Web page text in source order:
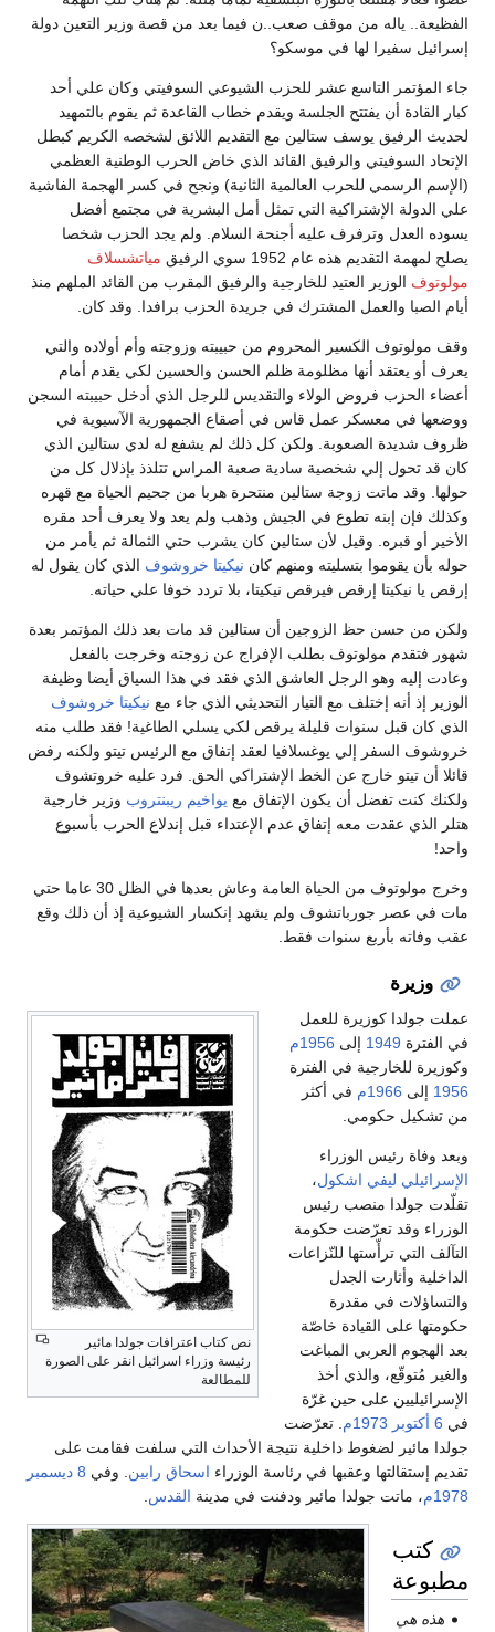
الفظيعة.. ياله من موقف صعب..ن فيما بعد من قصة وزير التعين دولة
إسرائيل سفيرا لها في موسكو؟
جاء المؤتمر التاسع عشر للحزب الشيوعي السوفيتي وكان علي أحد
كبار القادة أن يفتتح الجلسة ويقدم خطاب القاعدة ثم يقوم بالتمهيد
لحديث الرفيق يوسف ستالين مع التقديم اللائق لشخصه الكريم كبطل
الإتحاد السوفيتي والرفيق القائد الذي خاض الحرب الوطنية العظمي
(الإسم الرسمي للحرب العالمية الثانية) ونجح في كسر الهجمة الفاشية
علي الدولة الإشتراكية التي تمثل أمل البشرية في مجتمع أفضل
يسوده العدل وترفرف عليه أجنحة السلام. ولم يجد الحزب شخصا
يصلح لمهمة التقديم هذه عام 1952 سوي الرفيق
مياتشسلاف
مولوتوف الوزير العتيد للخارجية والرفيق المقرب من القائد الملهم منذ
أيام الصبا والعمل المشترك في جريدة الحزب برافدا. وقد كان.
وقف مولوتوف الكسير المحروم من حبيبته وزوجته وأم أولاده والتي
يعرف أو يعتقد أنها مظلومة ظلم الحسن والحسين لكي يقدم أمام
أعضاء الحزب فروض الولاء والتقديس للرجل الذي أدخل حبيبته السجن
ووضعها في معسكر عمل قاس في أصقاع الجمهورية الآسيوية في
ظروف شديدة الصعوبة. ولكن كل ذلك لم يشفع له لدي ستالين الذي
كان قد تحول إلي شخصية سادية صعبة المراس تتلذذ بإذلال كل من
حولها. وقد ماتت زوجة ستالين منتحرة هربا من جحيم الحياة مع قهره
وكذلك فإن إبنه تطوع في الجيش وذهب ولم يعد ولا يعرف أحد مقره
الأخير أو قبره. وقيل لأن ستالين كان يشرب حتي الثمالة ثم يأمر من
حوله بأن يقوموا بتسليته ومنهم كان نيكيتا خروشوف الذي كان يقول له
إرقص يا نيكيتا إرقص فيرقص نيكيتا، بلا تردد خوفا علي حياته.
ولكن من حسن حظ الزوجين أن ستالين قد مات بعد ذلك المؤتمر بعدة
شهور فتقدم مولوتوف بطلب الإفراج عن زوجته وخرجت بالفعل
وعادت إليه وهو الرجل العاشق الذي فقد في هذا السياق أيضا وظيفة
الوزير إذ أنه إختلف مع التيار التحديثي الذي جاء مع نيكيتا خروشوف
الذي كان قبل سنوات قليلة يرقص لكي يسلي الطاغية! فقد طلب منه
خروشوف السفر إلي يوغسلافيا لعقد إتفاق مع الرئيس تيتو ولكنه رفض
قائلا أن تيتو خارج عن الخط الإشتراكي الحق. فرد عليه خروتشوف
ولكنك كنت تفضل أن يكون الإتفاق مع يواخيم ريبنتروب وزير خارجية
هتلر الذي عقدت معه إتفاق عدم الإعتداء قبل إندلاع الحرب بأسبوع
واحد!
وخرج مولوتوف من الحياة العامة وعاش بعدها في الظل 30 عاما حتي
مات في عصر جورباتشوف ولم يشهد إنكسار الشيوعية إذ أن ذلك وقع
عقب وفاته بأربع سنوات فقط.
وزيرة
نص كتاب اعترافات جولدا مائير
رئيسة وزراء اسرائيل انقر على الصورة
للمطالعة
عملت جولدا كوزيرة للعمل
في الفترة 1949 إلى 1956م
وكوزيرة للخارجية في الفترة
1956 إلى 1966م
في أكثر
من تشكيل حكومي.
وبعد وفاة رئيس الوزراء
الإسرائيلي ليفي اشكول،
تقلّدت جولدا منصب رئيس
الوزراء وقد تعرّضت حكومة
التآلف التي ترأّستها للنّزاعات
الداخلية وأثارت الجدل
والتساؤلات في مقدرة
حكومتها على القيادة خاصّة
بعد الهجوم العربي المباغت
والغير مُتوقّع، والذي أخذ
الإسرائيليين على حين غرّة
في 6 أكتوبر 1973م
. تعرّضت
جولدا مائير لضغوط داخلية نتيجة الأحداث التي سلفت فقامت على
تقديم إستقالتها وعقبها في رئاسة الوزراء اسحاق رابين . وفي 8 ديسمبر
1978م
، ماتت جولدا مائير ودفنت في مدينة القدس
كتب
مطبوعة
هذه هي